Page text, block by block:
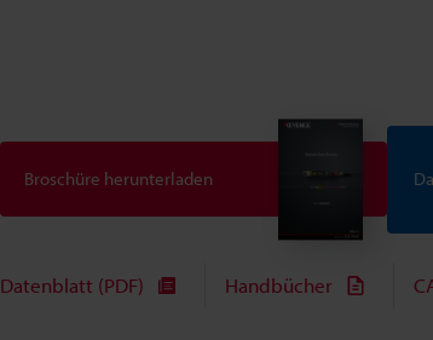
Broschüre herunterladen
Datenblatt (PDF) Handbücher